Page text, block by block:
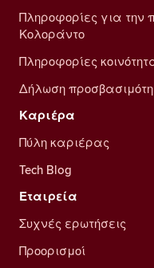
Πληροφορίες για την
Κολοράντο
Πληροφορίες
Δήλωση
Καριέρα
Πύλη καριέρας
Tech Blog
Εταιρεία
Συχνές ερωτήσεις
Προορισμοί